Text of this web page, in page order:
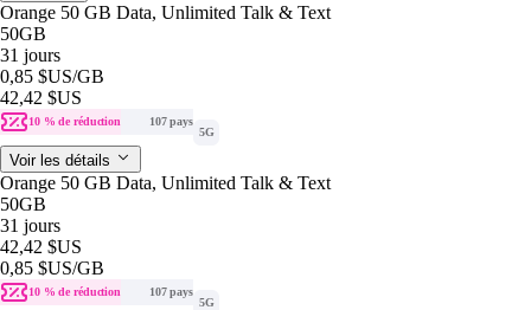
Orange 50 GB Data, Unlimited Talk & Text
50GB
31 jours
0,85 $US/GB
42,42 $US
10 % de réduction
107 pays
5G
Voir les détails
Orange 50 GB Data, Unlimited Talk & Text
50GB
31 jours
42,42 $US
0,85 $US/GB
10 % de réduction
107 pays
5G